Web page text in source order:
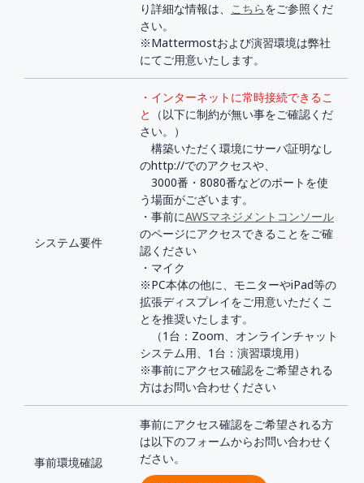
り詳細な情報は、 こちらをご参照くだ
さい。
※Mattermostおよび演習環境は弊社
にてご用意いたします。
システム要件
・インターネットに常時接続できるこ
と
（以下に制約が無い事をご確認くだ
さい。）
構築いただく環境にサーバ証明なし
のhttp://でのアクセスや、
3000番・8080番などのポートを使
う場面がございます。
・事前にAWSマネジメントコンソール
のページにアクセスできることをご確
認ください
・マイク
※PC本体の他に、モニターやiPad等の
拡張ディスプレイをご用意いただくこ
とを推奨いたします。
（1台：Zoom、オンラインチャット
システム用、1台：演習環境用）
※事前にアクセス確認をご希望される
方はお問い合わせください
事前環境確認
事前にアクセス確認をご希望される方
は以下のフォームからお問い合わせく
ださい。